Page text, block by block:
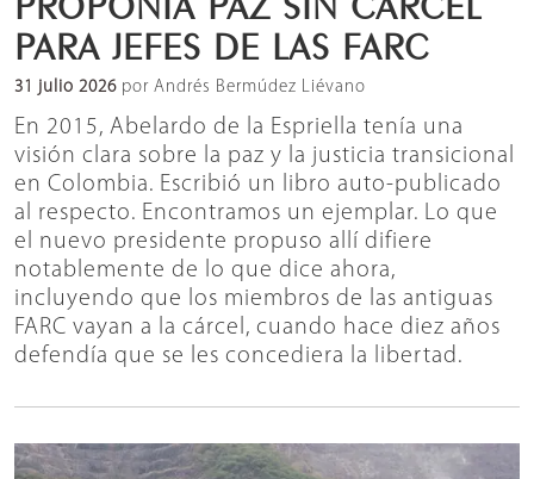
PARA JEFES DE LAS FARC
31 julio 2026 por Andrés Bermúdez Liévano
En 2015, Abelardo de la Espriella tenía una
visión clara sobre la paz y la justicia transicional
en Colombia. Escribió un libro auto-publicado
al respecto. Encontramos un ejemplar. Lo que
el nuevo presidente propuso allí difiere
notablemente de lo que dice ahora,
incluyendo que los miembros de las antiguas
FARC vayan a la cárcel, cuando hace diez años
defendía que se les concediera la libertad.